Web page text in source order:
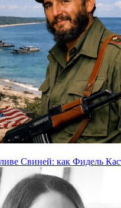
Свиней: как Фидель